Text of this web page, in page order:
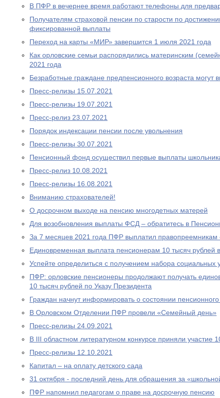
В ПФР в вечернее время работают телефоны для
Получателям страховой пенсии по старости по
фиксированной выплаты
Переход на карты «МИР» завершится 1 июля 2021 года
Как орловские семьи распорядились материнским
2021 года
Безработные граждане предпенсионного возраста
Пресс-релизы 15.07.2021
Пресс-релизы 19.07.2021
Пресс-релиз 23.07.2021
Порядок индексации пенсии после увольнения
Пресс-релизы 30.07.2021
Пенсионный фонд осуществил первые выплаты
Пресс-релиз 10.08.2021
Пресс-релизы 16.08.2021
Вниманию страхователей!
О досрочном выходе на пенсию многодетных матерей
Для возобновления выплаты ФСД – обратитесь в
За 7 месяцев 2021 года ПФР выплатил
Единовременная выплата пенсионерам 10 тысяч рублей
Успейте определиться с получением набора социальных
ПФР: орловские пенсионеры продолжают получать
10 тысяч рублей по Указу Президента
Граждан начнут информировать о состоянии
В Орловском Отделении ПФР провели «Семейный день»
Пресс-релизы 24.09.2021
В III областном литературном конкурсе приняли участие
Пресс-релизы 12.10.2021
Капитал – на оплату детского сада
31 октября - последний день для обращения за
ПФР напомнил педагогам о праве на досрочную пенсию